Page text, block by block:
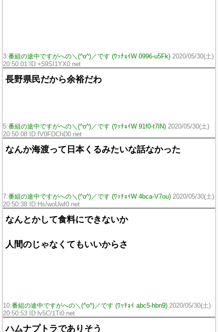
3:番組の途中ですがへの＼(^o^)／です (ﾜｯﾁｮｲW 0996-u5Fk) 2020/05/30(土)
20:50:01 ID:+59SI1YX0.net
長野県民だから余裕だわ
5:番組の途中ですがへの＼(^o^)／です (ﾜｯﾁｮｲW 91f0-t7lN) 2020/05/30(土)
20:50:08 ID:fV0FDChD0.net
なんか海渡って日本くるみたいな話なかった
7:番組の途中ですがへの＼(^o^)／です (ﾜｯﾁｮｲW 4bca-V7ou) 2020/05/30(土)
20:50:38 ID:Hs/woUwf0.net
なんとかして食料にできないか
人間のじゃなくてもいいからさ
10:番組の途中ですがへの＼(^o^)／です (ﾜｯﾁｮｲ abc5-hbn9) 2020/05/30(土)
20:50:53 ID:lv5C/1Ti0.net
ハムナプトラでありそう